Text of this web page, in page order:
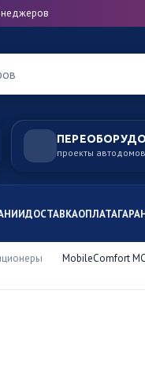
проекты автодомов
ДОСТАВКАОПЛАТА
MobileComfort